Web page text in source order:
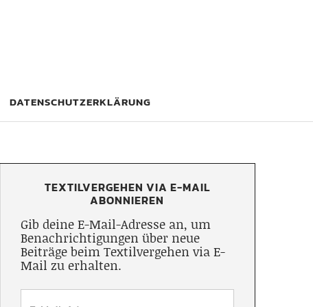
DATENSCHUTZERKLÄRUNG
TEXTILVERGEHEN VIA E-MAIL
ABONNIEREN
Gib deine E-Mail-Adresse an, um
Benachrichtigungen über neue
Beiträge beim Textilvergehen via E-
Mail zu erhalten.